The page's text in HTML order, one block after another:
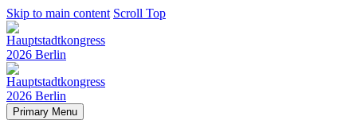
Skip to main content Scroll Top
Primary Menu